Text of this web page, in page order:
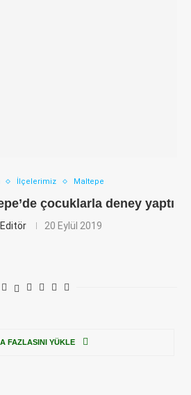
İlçelerimiz Maltepe
çocuklarla deney yaptı
Editör 20 Eylül 2019
FAZLASINI YÜKLE